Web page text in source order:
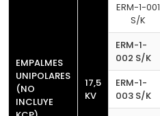
EMPALMES
UNIPOLARES
(NO
INCLUYE
17,5
KV
ERM-1-001
S/K
ERM-1-
002 S/K
ERM-1-
003 S/K